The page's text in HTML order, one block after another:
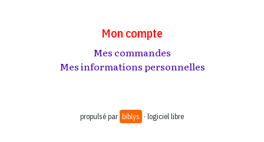
Mon compte
Mes commandes
Mes informations personnelles
propulsé par biblys · logiciel libre